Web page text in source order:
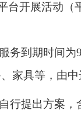
台开展活动（
务到期时间
家具等，由
行提出方案